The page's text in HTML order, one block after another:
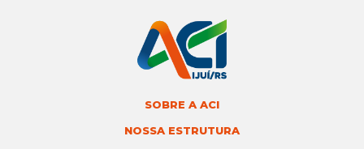
SOBRE A ACI
NOSSA ESTRUTURA